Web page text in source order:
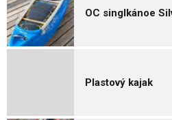
OC singlkánoe
Plastový kajak